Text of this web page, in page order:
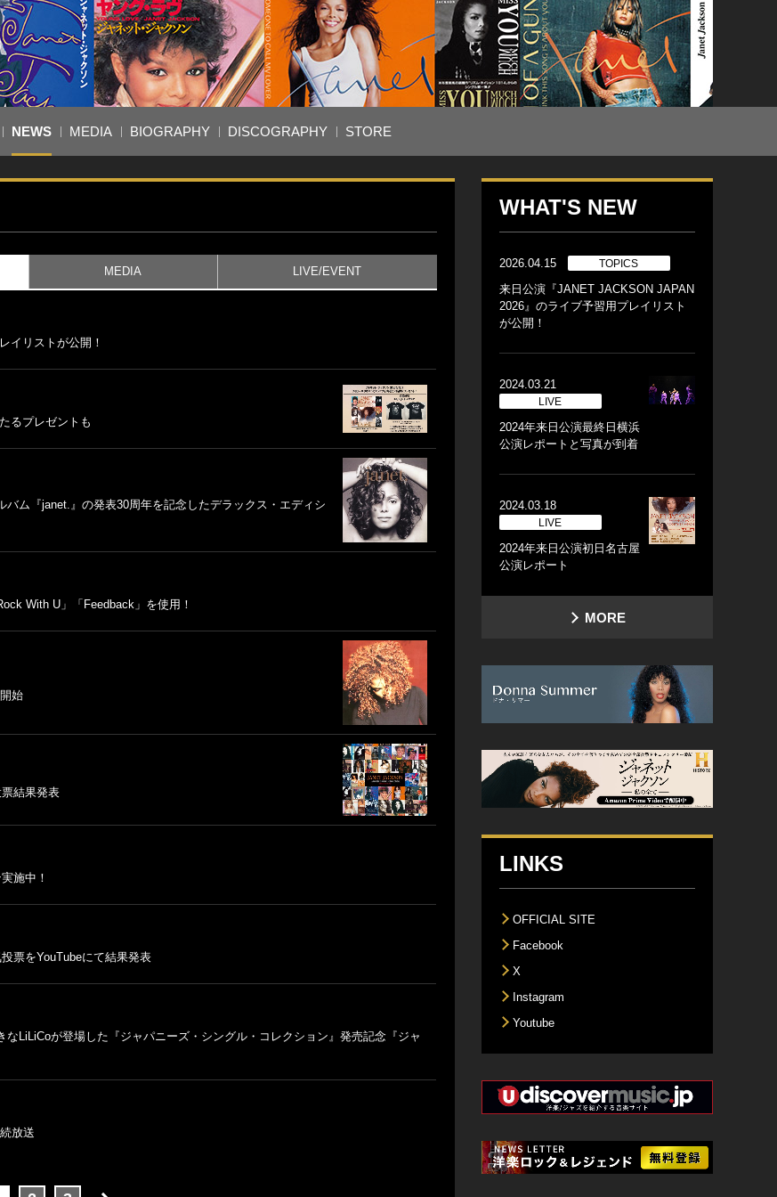
NEWS MEDIA BIOGRAPHY DISCOGRAPHY STORE
MEDIA LIVE/EVENT
イリストが公開！
るプレゼントも
ム『janet.』の発表30周年を記念したデラックス・エディシ
With U」「Feedback」を使用！
始
結果発表
施中！
票をYouTubeにて結果発表
LiLiCoが登場した『ジャパニーズ・シングル・コレクション』発売記念『ジャ
放送
WHAT'S NEW
2026.04.15 TOPICS
来日公演『JANET JACKSON JAPAN
2026』のライブ予習用プレイリスト
が公開！
2024.03.21
LIVE
2024年来日公演最終日横浜
公演レポートと写真が到着
2024.03.18
LIVE
2024年来日公演初日名古屋
公演レポート
MORE
LINKS
OFFICIAL SITE
Facebook
X
Instagram
Youtube